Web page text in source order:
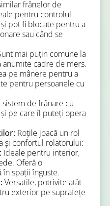
frânelor de
pentru controlul
pot fi blocate pentru a
sau când se
mai puțin comune la
anumite cadre de mers.
pe mânere pentru a
pentru persoanele cu
sistem de frânare cu
pe care îl puteți opera
Roțile joacă un rol
și confortul rolatorului:
Ideale pentru interior,
Oferă o
spații înguste.
Versatile, potrivite atât
exterior pe suprafețe